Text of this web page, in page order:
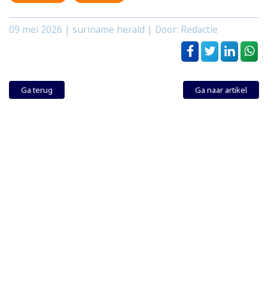
09 mei 2026 | suriname herald | Door: Redactie
Ga terug Ga naar artikel